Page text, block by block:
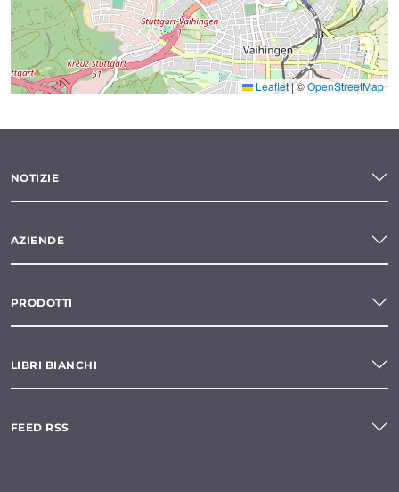
Leaflet|©OpenStreetMap
NOTIZIE
AZIENDE
PRODOTTI
LIBRI BIANCHI
FEED RSS